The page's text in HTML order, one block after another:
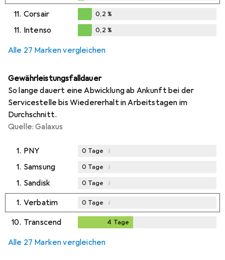
0,1%
11. Corsair
0,2%
0,2 %
11. Intenso 0,2 %
Alle 27 Marken vergleichen
Gewährleistungsfalldauer
So lange dauert eine Abwicklung ab Ankunft bei der
Servicestelle bis Wiedererhalt in Arbeitstagen im
Durchschnitt.
Quelle: Galaxus
1. PNY 0 Tage i
1. Samsung 0 Tage i
1. Sandisk 0 Tage i
1. Verbatim 0 Tage i
10. Transcend 4 Tage
Alle 27 Marken vergleichen